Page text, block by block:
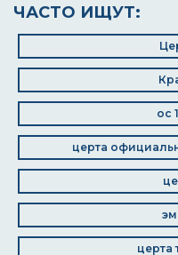
ЧАСТО ИЩУТ:
ос
церта
церта